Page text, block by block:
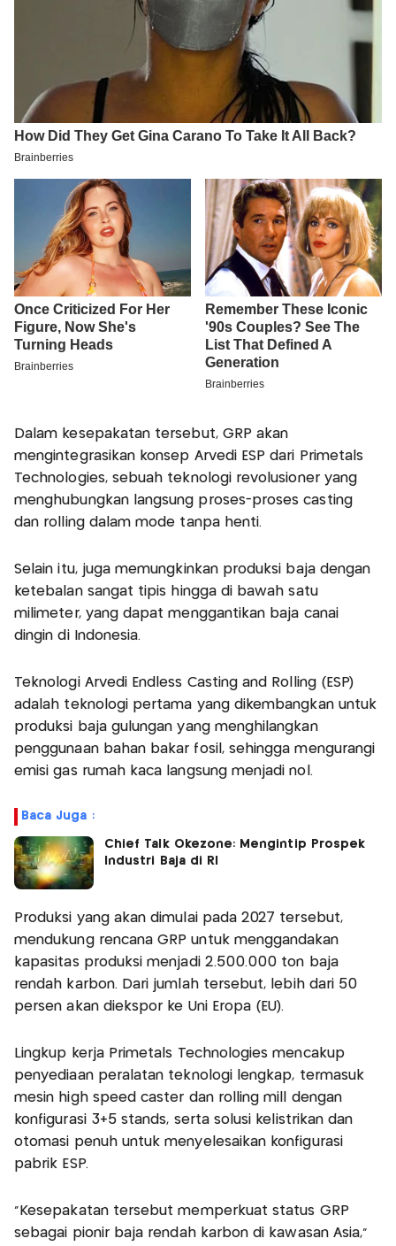
Dalam kesepakatan tersebut, GRP akan
mengintegrasikan konsep Arvedi ESP dari Primetals
Technologies, sebuah teknologi revolusioner yang
menghubungkan langsung proses-proses casting
dan rolling dalam mode tanpa henti.
Selain itu, juga memungkinkan produksi baja dengan
ketebalan sangat tipis hingga di bawah satu
milimeter, yang dapat menggantikan baja canai
dingin di Indonesia.
Teknologi Arvedi Endless Casting and Rolling (ESP)
adalah teknologi pertama yang dikembangkan untuk
produksi baja gulungan yang menghilangkan
penggunaan bahan bakar fosil, sehingga mengurangi
emisi gas rumah kaca langsung menjadi nol.
Baca Juga :
Chief Talk Okezone: Mengintip Prospek
Industri Baja di RI
Produksi yang akan dimulai pada 2027 tersebut,
mendukung rencana GRP untuk menggandakan
kapasitas produksi menjadi 2.500.000 ton baja
rendah karbon. Dari jumlah tersebut, lebih dari 50
persen akan diekspor ke Uni Eropa (EU).
Lingkup kerja Primetals Technologies mencakup
penyediaan peralatan teknologi lengkap, termasuk
mesin high speed caster dan rolling mill dengan
konfigurasi 3+5 stands, serta solusi kelistrikan dan
otomasi penuh untuk menyelesaikan konfigurasi
pabrik ESP.
"Kesepakatan tersebut memperkuat status GRP
sebagai pionir baja rendah karbon di kawasan Asia,"